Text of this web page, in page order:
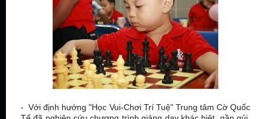
- Với định hướng "Học Vui-Chơi Trí Tuệ" Trung tâm Cờ Quốc